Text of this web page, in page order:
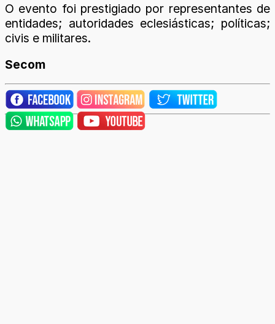
O evento foi prestigiado por representantes de
entidades; autoridades eclesiásticas; políticas;
civis e militares.
Secom